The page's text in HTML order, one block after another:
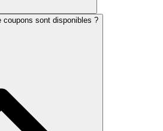
coupons sont disponibles ?